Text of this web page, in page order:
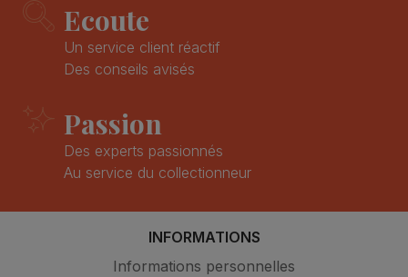
Ecoute
Un service client réactif
Des conseils avisés
Passion
Des experts passionnés
Au service du collectionneur
INFORMATIONS
Informations personnelles